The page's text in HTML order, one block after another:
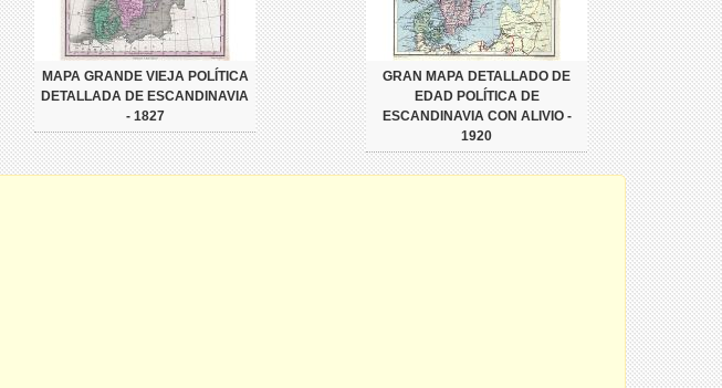
MAPA GRANDE VIEJA POLÍTICA
DETALLADA DE ESCANDINAVIA
- 1827
GRAN MAPA DETALLADO DE
EDAD POLÍTICA DE
ESCANDINAVIA CON ALIVIO -
1920